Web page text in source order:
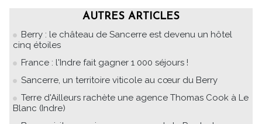
AUTRES ARTICLES
Berry : le château de Sancerre est devenu un hôtel
cinq étoiles
France : l'Indre fait gagner 1 000 séjours !
Sancerre, un territoire viticole au cœur du Berry
Terre d'Ailleurs rachète une agence Thomas Cook à Le
Blanc (Indre)